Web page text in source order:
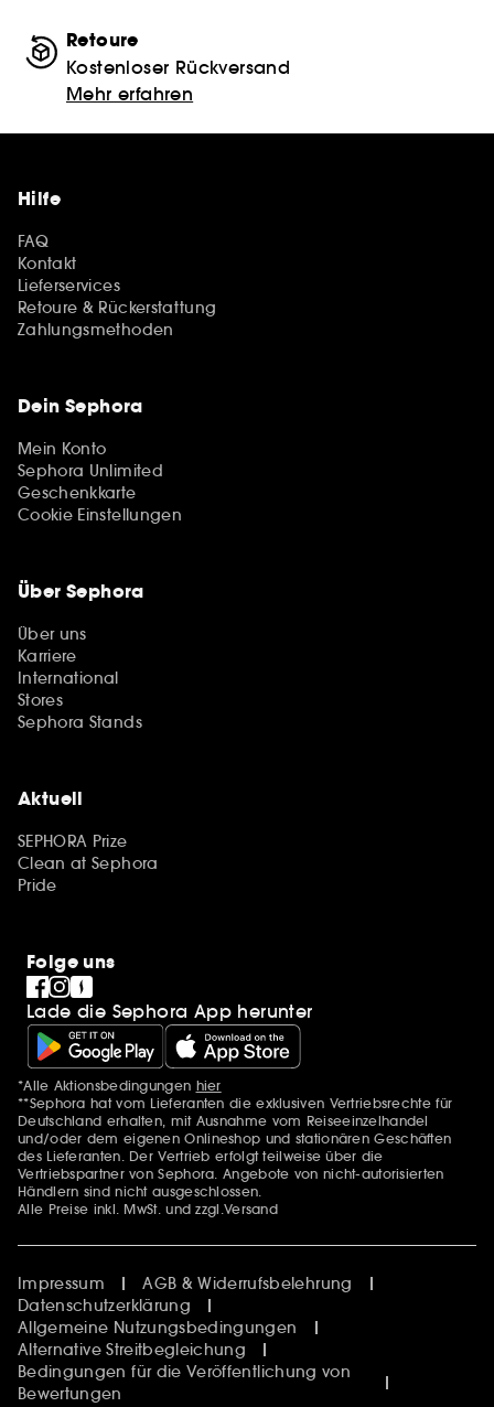
Retoure
Kostenloser Rückversand
Mehr erfahren
Hilfe
FAQ
Kontakt
Lieferservices
Retoure & Rückerstattung
Zahlungsmethoden
Dein Sephora
Mein Konto
Sephora Unlimited
Geschenkkarte
Cookie Einstellungen
Über Sephora
Über uns
Karriere
International
Stores
Sephora Stands
Aktuell
SEPHORA Prize
Clean at Sephora
Pride
Folge uns
Lade die Sephora App herunter
Zusätzlich Erwähnungen
*Alle Aktionsbedingungen hier
**Sephora hat vom Lieferanten die exklusiven Vertriebsrechte für
Deutschland erhalten, mit Ausnahme vom Reiseeinzelhandel
und/oder dem eigenen Onlineshop und stationären Geschäften
des Lieferanten. Der Vertrieb erfolgt teilweise über die
Vertriebspartner von Sephora. Angebote von nicht-autorisierten
Händlern sind nicht ausgeschlossen.
Alle Preise inkl. MwSt. und zzgl.Versand
Impressum
AGB & Widerrufsbelehrung
Datenschutzerklärung
Allgemeine Nutzungsbedingungen
Alternative Streitbegleichung
Bedingungen für die Veröffentlichung von
Bewertungen